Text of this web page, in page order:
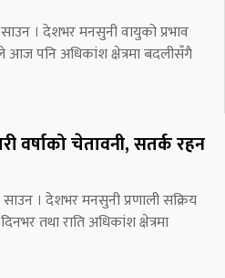
। देशभर मनसुनी वायुको प्रभाव
पनि अधिकांश क्षेत्रमा बदलीसँगै
वर्षाको चेतावनी, सतर्क रहन
। देशभर मनसुनी प्रणाली सक्रिय
तथा राति अधिकांश क्षेत्रमा